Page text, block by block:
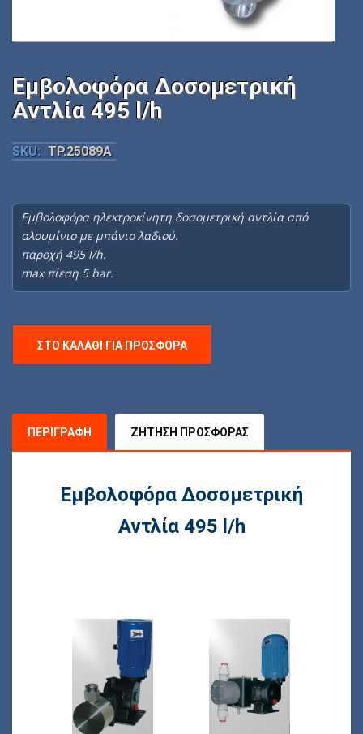
Εμβολοφόρα Δοσομετρική
Αντλία 495 l/h
SKU: TP.25089A
Εμβολοφόρα ηλεκτροκίνητη δοσομετρική αντλία από
αλουμίνιο με μπάνιο λαδιού.
παροχή 495 l/h.
max πίεση 5 bar.
ΣΤΟ ΚΑΛΆΘΙ ΓΙΑ ΠΡΟΣΦΟΡΆ
ΠΕΡΙΓΡΑΦΉ ΖΉΤΗΣΗ ΠΡΟΣΦΟΡΆΣ
Εμβολοφόρα Δοσομετρική
Αντλία 495 l/h